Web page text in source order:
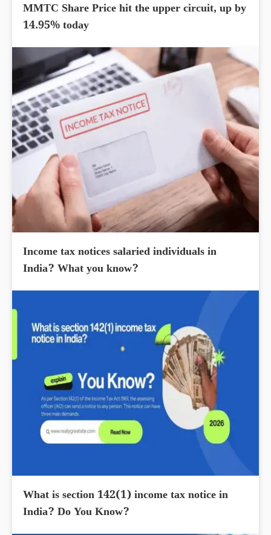
MMTC Share Price hit the upper circuit, up by
14.95% today
Income tax notices salaried individuals in
India? What you know?
What is section 142(1) income tax notice in
India? Do You Know?